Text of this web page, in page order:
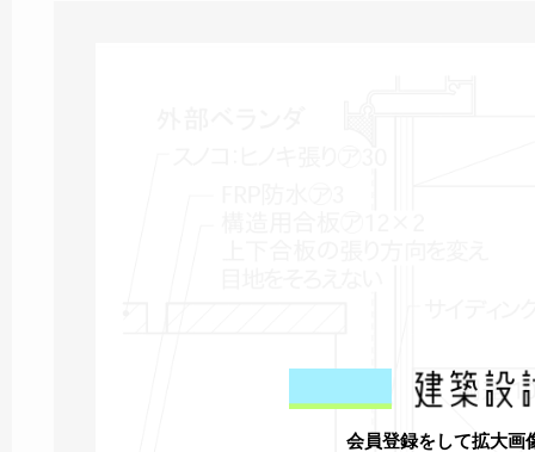
会員登録をして拡大画